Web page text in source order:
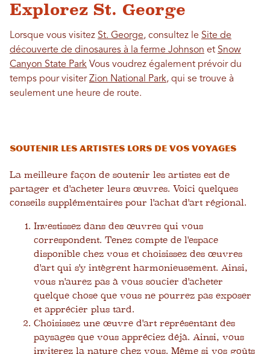
Explorez St. George
Lorsque vous visitez St. George, consultez le Site de
découverte de dinosaures à la ferme Johnson et Snow
Canyon State Park Vous voudrez également prévoir du
temps pour visiterZion National Park, qui se trouve à
seulement une heure de route.
Soutenir les artistes lors de vos voyages
La meilleure façon de soutenir les artistes est de
partager et d'acheter leurs œuvres. Voici quelques
conseils supplémentaires pour l'achat d'art régional.
Investissez dans des œuvres qui vous
correspondent. Tenez compte de l'espace
disponible chez vous et choisissez des œuvres
d'art qui s'y intègrent harmonieusement. Ainsi,
vous n'aurez pas à vous soucier d'acheter
quelque chose que vous ne pourrez pas exposer
et apprécier plus tard.
Choisissez une œuvre d'art représentant des
paysages que vous appréciez déjà. Ainsi, vous
inviterez la nature chez vous. Même si vos goûts